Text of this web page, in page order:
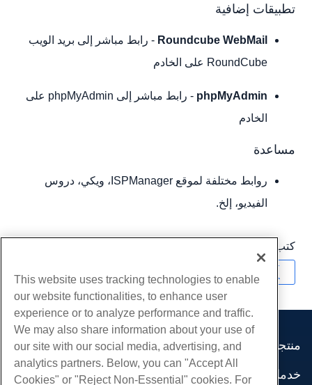
تطبيقات إضافية
Roundcube WebMail - رابط مباشر إلى بريد الويب
RoundCube على الخادم
phpMyAdmin
- رابط مباشر إلى phpMyAdmin على
الخادم
مساعدة
روابط مختلفة لموقع ISPManager، ويكي، دروس
الفيديو، إلخ.
كتب بواسطة
منتجات
استضافة الموقع
خدمات
This website uses tracking technologies to enable
our website functionalities, to enhance user
experience or to analyze performance and traffic.
We may also share information about your use of
our site with our social media, advertising, and
analytics partners. Below, you can "Accept All
Cookies" or "Reject Non-Essential" cookies. For